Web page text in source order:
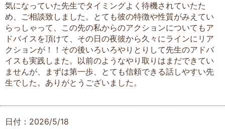
気になっていた先生でタイミングよく待機されていたた
め、ご相談致しました。とても彼の特徴や性質がみえてい
らっしゃって、この先の私からのアクションについてもア
ドバイスを頂けて、その日の夜彼から久々にラインにリア
クションが！！その後いろいろやりとりして先生のアドバ
イスも実践しまた。以前のようなやり取りはまだできてい
ませんが、まずは第一歩、とても信頼できる話しやすい先
生でした。ありがとうございました。
日付：2026/5/18